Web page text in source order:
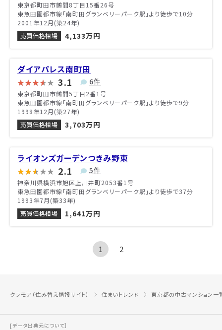
東京都町田市鶴間8丁目15番26号
東急田園都市線「南町田グランベリーパーク駅」より徒歩で10分
2001年12月(築24年)
売買価格相場
4,133万円
ダイアパレス南町田
3.1 6件
東京都町田市鶴間5丁目2番1号
東急田園都市線「南町田グランベリーパーク駅」より徒歩で9分
1998年12月(築27年)
売買価格相場
3,703万円
ライオンズガーデンつきみ野東
2.1 5件
神奈川県横浜市旭区上川井町2053番1号
東急田園都市線「南町田グランベリーパーク駅」より徒歩で37分
1993年7月(築33年)
売買価格相場
1,641万円
1 2
クラモア（住み替え情報サイト） 住まいトレンド 東京都の中古マンション一
[データ出典元について］